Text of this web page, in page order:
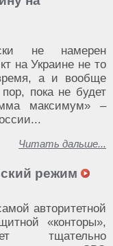
не намерен
на Украине не то
а и вообще
пока не будет
максимум» –
Читать дальше...
режим
авторитетной
«конторы»,
тщательно